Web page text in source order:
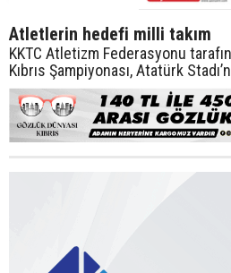
Atletlerin hedefi milli takım
KKTC Atletizm Federasyonu
Kıbrıs Şampiyonası, Atatürk